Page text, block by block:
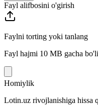
Fayl alifbosini o'girish
Faylni torting yoki tanlang
Fayl hajmi 10 MB gacha
Homiylik
Lotin.uz rivojlanishiga hissa